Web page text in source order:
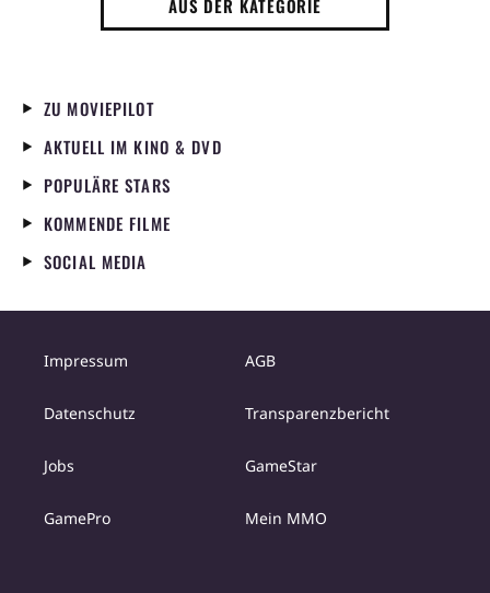
AUS DER KATEGORIE
ZU MOVIEPILOT
AKTUELL IM KINO & DVD
POPULÄRE STARS
KOMMENDE FILME
SOCIAL MEDIA
Impressum AGB
Datenschutz Transparenzbericht
Jobs GameStar
GamePro Mein MMO